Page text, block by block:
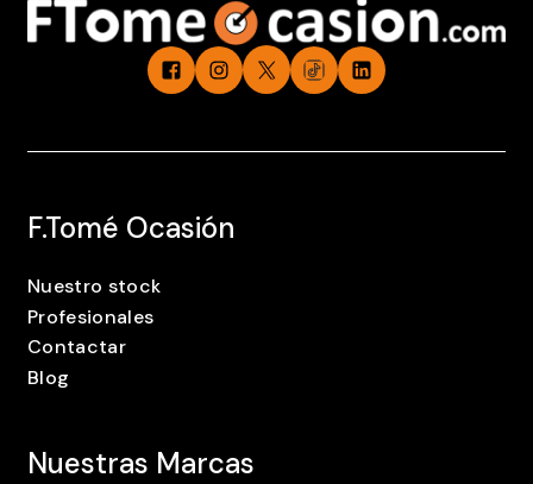
F.Tomé Ocasión
Nuestro stock
Profesionales
Contactar
Blog
Nuestras Marcas